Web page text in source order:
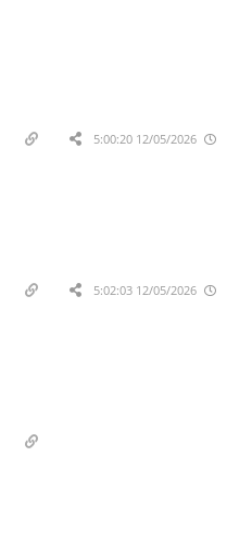
12/05/2026 5:00:20
12/05/2026 5:02:03